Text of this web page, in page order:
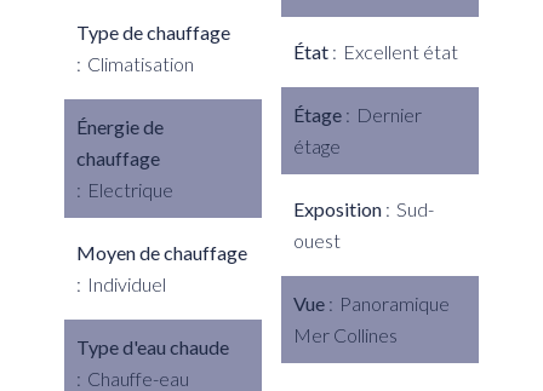
Type de chauffage
Climatisation
Énergie de
chauffage
Electrique
Moyen de chauffage
Individuel
Type d'eau chaude
Chauffe-eau
État Excellent état
Étage
Dernier
étage
Exposition
Sud-
ouest
Vue
Panoramique
Mer Collines